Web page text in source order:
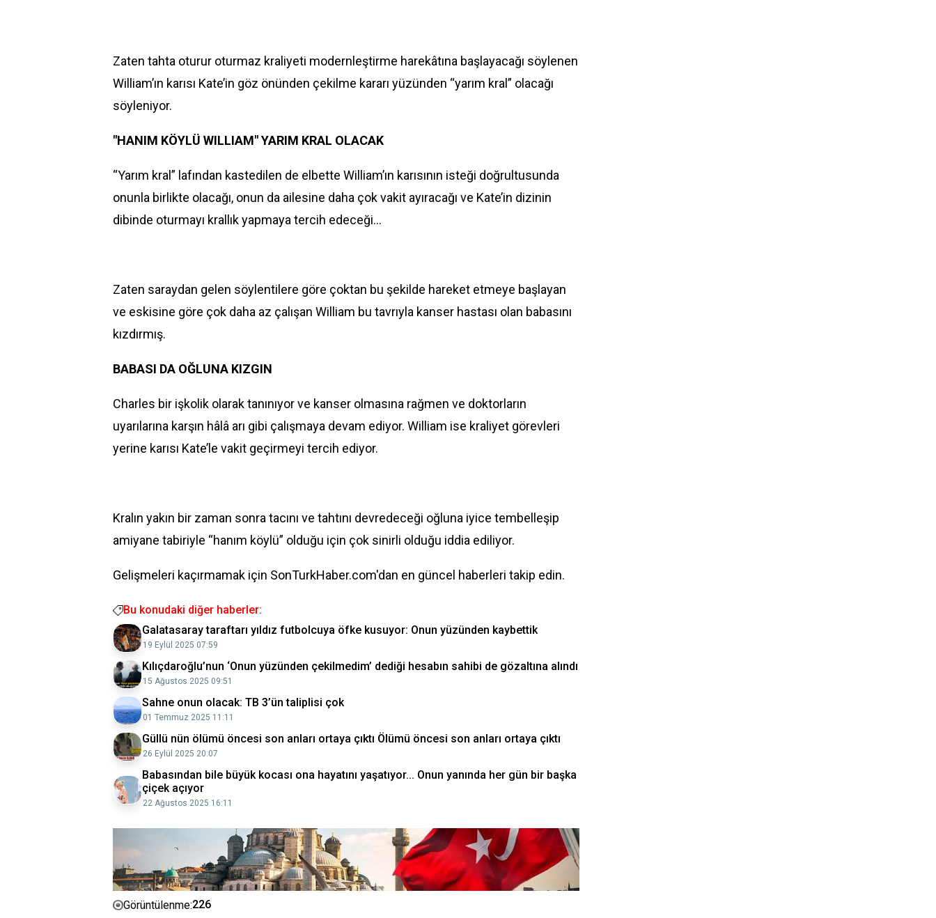
Zaten tahta oturur oturmaz kraliyeti modernleştirme harekâtına başlayacağı söylenen
William’ın karısı Kate’in göz önünden çekilme kararı yüzünden “yarım kral” olacağı
söyleniyor.
"HANIM KÖYLÜ WILLIAM" YARIM KRAL OLACAK
“Yarım kral” lafından kastedilen de elbette William’ın karısının isteği doğrultusunda
onunla birlikte olacağı, onun da ailesine daha çok vakit ayıracağı ve Kate’in dizinin
dibinde oturmayı krallık yapmaya tercih edeceği…
Zaten saraydan gelen söylentilere göre çoktan bu şekilde hareket etmeye başlayan
ve eskisine göre çok daha az çalışan William bu tavrıyla kanser hastası olan babasını
kızdırmış.
BABASI DA OĞLUNA KIZGIN
Charles bir işkolik olarak tanınıyor ve kanser olmasına rağmen ve doktorların
uyarılarına karşın hâlâ arı gibi çalışmaya devam ediyor. William ise kraliyet görevleri
yerine karısı Kate’le vakit geçirmeyi tercih ediyor.
Kralın yakın bir zaman sonra tacını ve tahtını devredeceği oğluna iyice tembelleşip
amiyane tabiriyle “hanım köylü” olduğu için çok sinirli olduğu iddia ediliyor.
Gelişmeleri kaçırmamak için SonTurkHaber.com'dan en güncel haberleri takip edin.
Bu konudaki diğer haberler:
Galatasaray taraftarı yıldız futbolcuya öfke kusuyor: Onun yüzünden kaybettik
19 Eylül 2025 07:59
Kılıçdaroğlu’nun ‘Onun yüzünden çekilmedim’ dediği hesabın sahibi de gözaltına alındı
15 Ağustos 2025 09:51
Sahne onun olacak: TB 3’ün taliplisi çok
01 Temmuz 2025 11:11
Güllü nün ölümü öncesi son anları ortaya çıktı Ölümü öncesi son anları ortaya çıktı
26 Eylül 2025 20:07
Babasından bile büyük kocası ona hayatını yaşatıyor... Onun yanında her gün bir başka
çiçek açıyor
22 Ağustos 2025 16:11
Görüntülenme:226